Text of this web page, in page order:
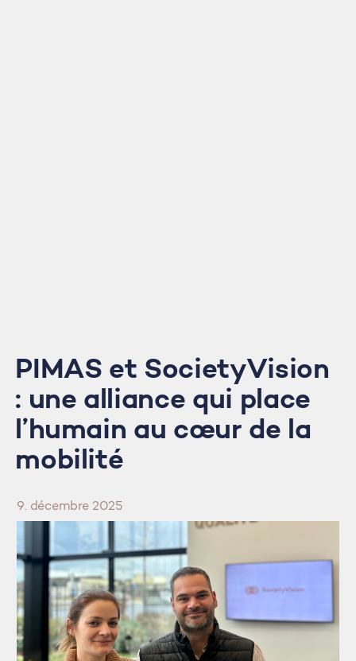
PIMAS et SocietyVision
: une alliance qui place
l’humain au cœur de la
mobilité
9. décembre 2025